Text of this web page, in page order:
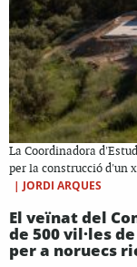
La Coordinadora
per la construcció d'un
| JORDI ARQUES
El veïnat del
de 500 vil·les
per a noruecs